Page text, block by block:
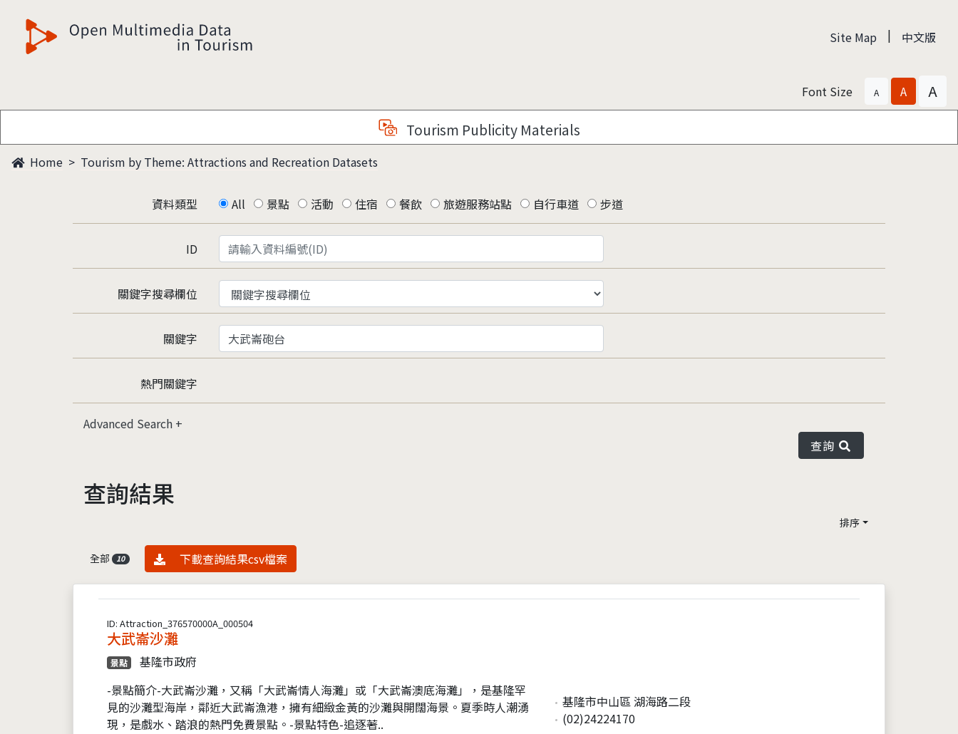
觀光多媒體開放資料 Site Map | 中文版
Font Size A A A
Tourism Publicity Materials
Home Tourism by Theme: Attractions and Recreation Datasets
資料類型 All 景點 活動 住宿 餐飲 旅遊服務站點 自行車道 步道
ID
關鍵字搜尋欄位
關鍵字
熱門關鍵字
Advanced Search
查詢
查詢結果
排序
全部 10 資料下載
下載查詢結果csv檔案
ID: Attraction_376570000A_000504
大武崙沙灘
景點
基隆市政府
-景點簡介-大武崙沙灘，又稱「大武崙情人海灘」或「大武崙澳底海灘」，是基隆罕
見的沙灘型海岸，鄰近大武崙漁港，擁有細緻金黃的沙灘與開闊海景。夏季時人潮湧
現，是戲水、踏浪的熱門免費景點。-景點特色-追逐著..
基隆市中山區 湖海路二段
(02)24224170